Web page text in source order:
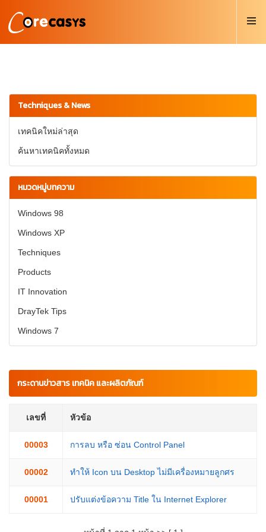
Techniques & News
เทคนิคใหม่ล่าสุด
ค้นหาเทคนิคทั้งหมด
หมวดหมู่บทความ
Windows 98
Windows XP
Techniques
Products
IT Innovation
DrayTek Tips
Windows 7
กระดานข่าวสาร เทคนิค และผลิตภัณฑ์
เลขที่ หัวข้อ
00003 การลบ หรือ ซ่อน Control Panel
00002 ทำให้ Icon บน Desktop ไม่มีเครื่องหมายลูกศร
00001 ปรับแต่งข้อความ Title ใน Internet Explorer